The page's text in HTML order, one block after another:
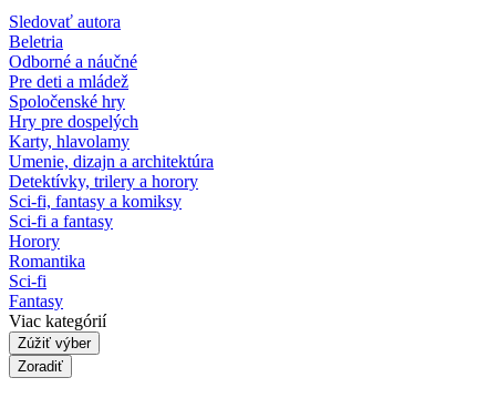
Sledovať autora
Beletria
Odborné a náučné
Pre deti a mládež
Spoločenské hry
Hry pre dospelých
Karty, hlavolamy
Umenie, dizajn a architektúra
Detektívky, trilery a horory
Sci-fi, fantasy a komiksy
Sci-fi a fantasy
Horory
Romantika
Sci-fi
Fantasy
Viac kategórií
Zúžiť výber
Zoradiť